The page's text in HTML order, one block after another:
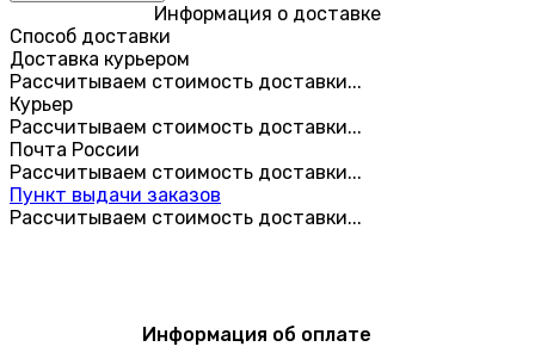
Информация о доставке
Способ доставки
Доставка курьером
Рассчитываем стоимость доставки...
Курьер
Рассчитываем стоимость доставки...
Почта России
Рассчитываем стоимость доставки...
Пункт выдачи заказов
Рассчитываем стоимость доставки...
Информация об оплате